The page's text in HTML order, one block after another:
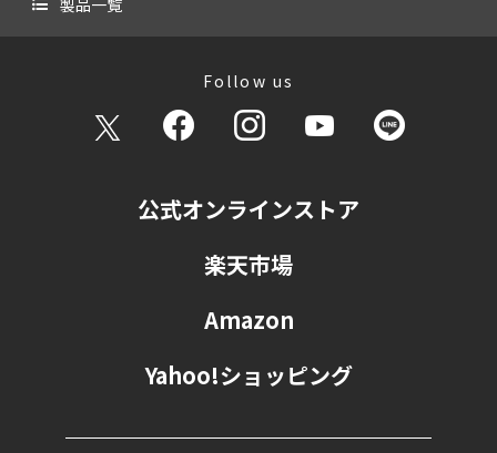
Follow us
公式オンラインストア
楽天市場
Amazon
Yahoo!ショッピング